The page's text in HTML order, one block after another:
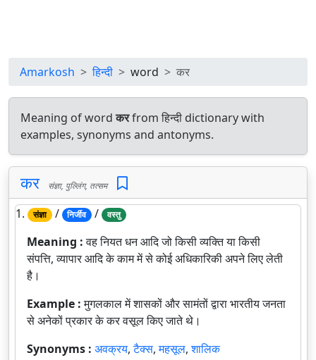
Amarkosh हिन्दी word कर
Meaning of wordकरfrom हिन्दी dictionary with
examples, synonyms and antonyms.
कर संज्ञा, पुल्लिंग, तत्सम
1. संज्ञा / निर्जीव / वस्तु
Meaning :वह नियत धन आदि जो किसी व्यक्ति या किसी
संपत्ति, व्यापार आदि के काम में से कोई अधिकारिकी अपने लिए लेती
है।
Example :मुगलकाल में शासकों और सामंतों द्वारा भारतीय जनता
से अनेकों प्रकार के कर वसूल किए जाते थे।
Synonyms : अवक्रय,टैक्स,महसूल,शालिक